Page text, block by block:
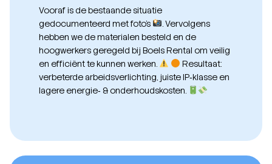
Vooraf is de bestaande situatie
gedocumenteerd met foto’s
. Vervolgens
hebben we de materialen besteld en de
hoogwerkers geregeld bij Boels Rental om veilig
en efficiënt te kunnen werken.
Resultaat:
verbeterde arbeidsverlichting, juiste IP‑klasse en
lagere energie‑ & onderhoudskosten.